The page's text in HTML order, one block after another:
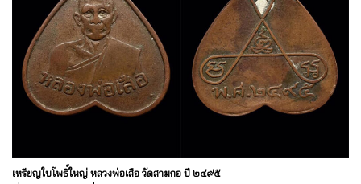
เหรียญใบโพธิ์ใหญ่ หลวงพ่อเสือ วัดสามกอ ปี ๒๔๙๕